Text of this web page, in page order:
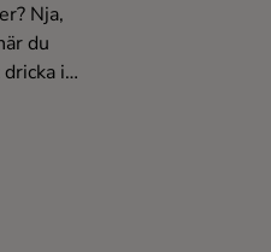
Nja,
du
i
att